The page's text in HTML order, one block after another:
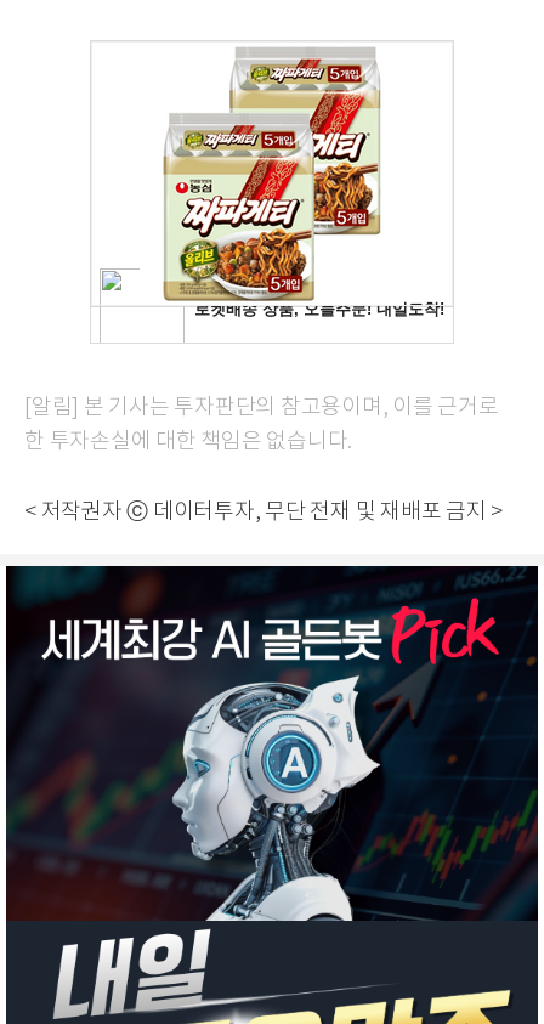
[알림] 본 기사는 투자판단의 참고용이며, 이를 근거로
한 투자손실에 대한 책임은 없습니다.
< 저작권자 ⓒ 데이터투자, 무단 전재 및 재배포 금지 >